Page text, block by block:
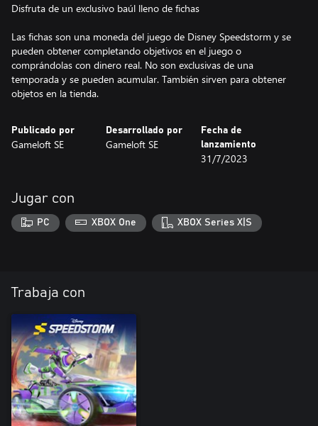
Disfruta de un exclusivo baúl lleno de fichas
Las fichas son una moneda del juego de Disney Speedstorm y se
pueden obtener completando objetivos en el juego o
comprándolas con dinero real. No son exclusivas de una
temporada y se pueden acumular. También sirven para obtener
objetos en la tienda.
Publicado por
Gameloft SE
Desarrollado por
Gameloft SE
Fecha de
lanzamiento
31/7/2023
Jugar con
PC XBOX One XBOX Series X|S
Trabaja con